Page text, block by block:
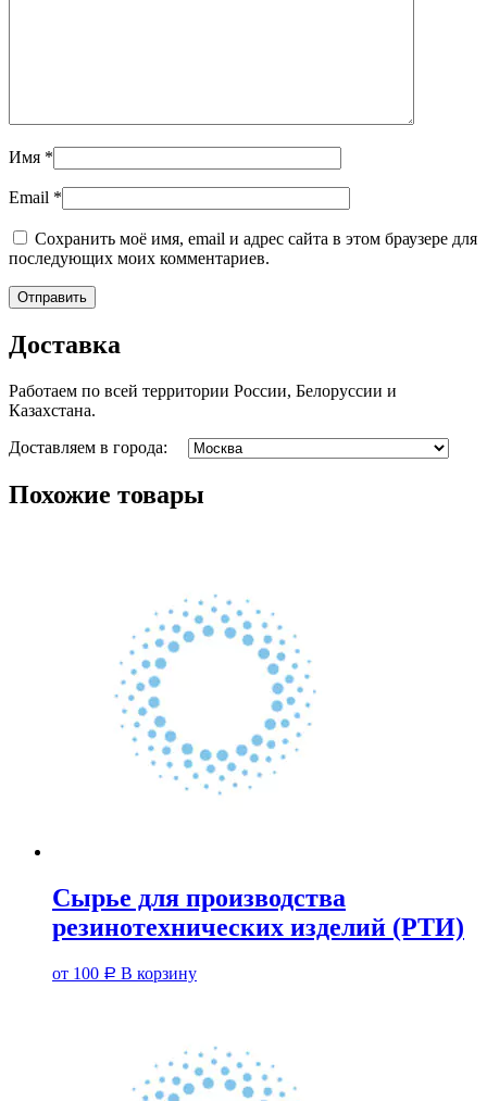
Имя *
Email *
Сохранить моё имя, email и адрес сайта в этом браузере для
последующих моих комментариев.
Доставка
Работаем по всей территории России, Белоруссии и
Казахстана.
Доставляем в города:
Похожие товары
Сырье для производства
резинотехнических изделий (РТИ)
от 100 Р В корзину